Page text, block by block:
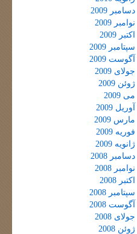
دسامبر 2009
نوامبر 2009
اکتبر 2009
سپتامبر 2009
آگوست 2009
جولای 2009
ژوئن 2009
می 2009
آوریل 2009
مارس 2009
فوریه 2009
ژانویه 2009
دسامبر 2008
نوامبر 2008
اکتبر 2008
سپتامبر 2008
آگوست 2008
جولای 2008
ژوئن 2008